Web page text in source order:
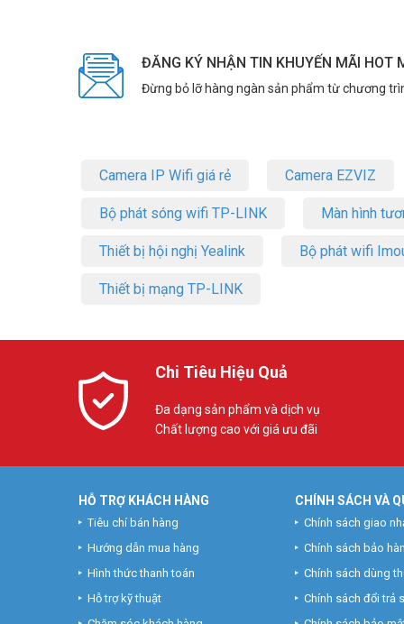
ĐĂNG KÝ NHẬN TIN KHUYẾN MÃI HOT
Đừng bỏ lỡ hàng ngàn sản phẩm từ chương
Camera IP Wifi giá rẻ Camera EZVIZ
Bộ phát sóng wifi TP-LINK Màn hình
Thiết bị hội nghị Yealink Bộ phát wifi
Thiết bị mạng TP-LINK
Chi Tiêu Hiệu Quả
Đa dạng sản phẩm và dịch vụ
Chất lượng cao với giá ưu đãi
HỖ TRỢ KHÁCH HÀNG
Tiêu chí bán hàng
Hướng dẫn mua hàng
Hình thức thanh toán
Hỗ trợ kỹ thuật
CHÍNH SÁCH VÀ
Chính sách giao
Chính sách bảo
Chính sách dùng
Chính sách đổi trả